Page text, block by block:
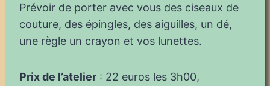
Prévoir de porter avec vous des ciseaux de
couture, des épingles, des aiguilles, un dé,
une règle un crayon et vos lunettes.
Prix de l’atelier : 22 euros les 3h00,